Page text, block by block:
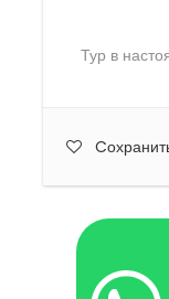
Тур в